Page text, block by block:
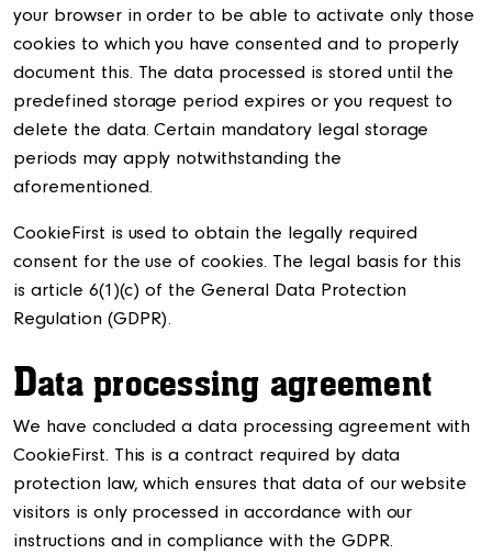
your browser in order to be able to activate only those
cookies to which you have consented and to properly
document this. The data processed is stored until the
predefined storage period expires or you request to
delete the data. Certain mandatory legal storage
periods may apply notwithstanding the
aforementioned.
CookieFirst is used to obtain the legally required
consent for the use of cookies. The legal basis for this
is article 6(1)(c) of the General Data Protection
Regulation (GDPR).
Data processing agreement
We have concluded a data processing agreement with
CookieFirst. This is a contract required by data
protection law, which ensures that data of our website
visitors is only processed in accordance with our
instructions and in compliance with the GDPR.